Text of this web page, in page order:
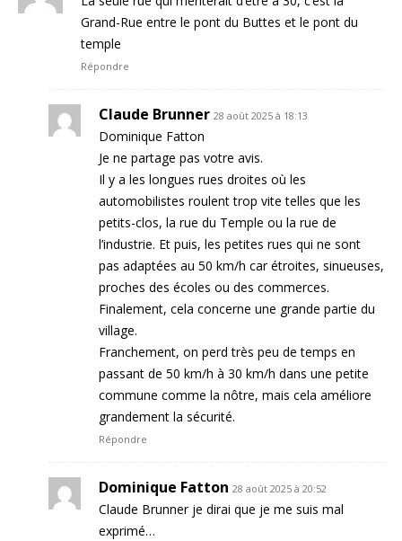
Grand-Rue entre le pont du Buttes et le pont du
temple
Répondre
Claude Brunner 28 août 2025 à 18:13
Dominique Fatton
Je ne partage pas votre avis.
Il y a les longues rues droites où les
automobilistes roulent trop vite telles que les
petits-clos, la rue du Temple ou la rue de
l’industrie. Et puis, les petites rues qui ne sont
pas adaptées au 50 km/h car étroites, sinueuses,
proches des écoles ou des commerces.
Finalement, cela concerne une grande partie du
village.
Franchement, on perd très peu de temps en
passant de 50 km/h à 30 km/h dans une petite
commune comme la nôtre, mais cela améliore
grandement la sécurité.
Répondre
Dominique Fatton 28 août 2025 à 20:52
Claude Brunner je dirai que je me suis mal
exprimé…